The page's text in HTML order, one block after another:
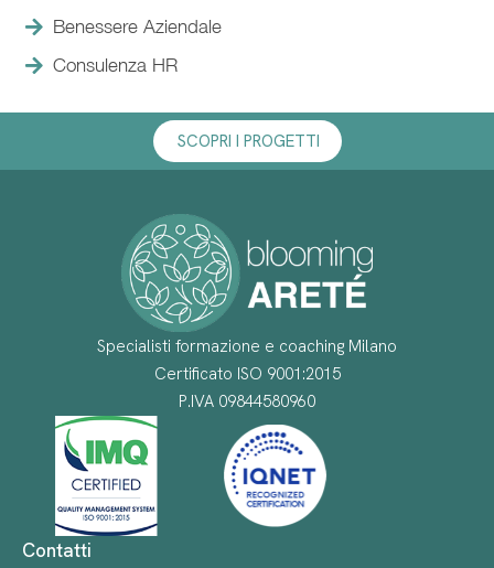
Benessere Aziendale
Consulenza HR
SCOPRI I PROGETTI
Specialisti formazione e coaching Milano
Certificato ISO 9001:2015
P.IVA 09844580960
Contatti